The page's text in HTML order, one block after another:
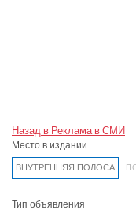
Назад в Реклама в СМИ
Место в издании
ВНУТРЕННЯЯ ПОЛОСА
Тип объявления